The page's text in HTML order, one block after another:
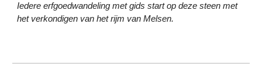
Iedere erfgoedwandeling met gids start op deze steen met
het verkondigen van het rijm van Melsen.